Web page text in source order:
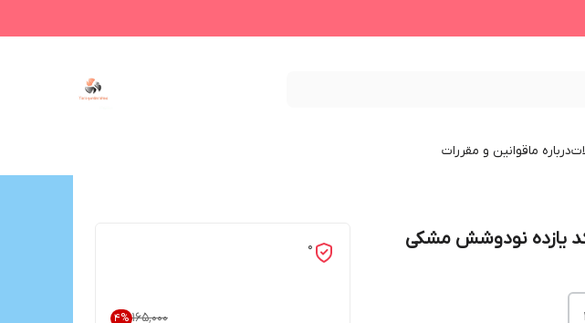
درباره ماقوانین و مقررات
یازده نودوشش مشکی 0
۱۶۵٬۰۰۰ 4%